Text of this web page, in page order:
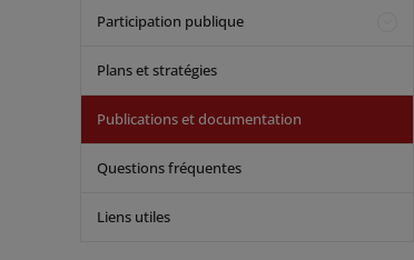
Participation publique
Plans et stratégies
Publications et documentation
Questions fréquentes
Liens utiles